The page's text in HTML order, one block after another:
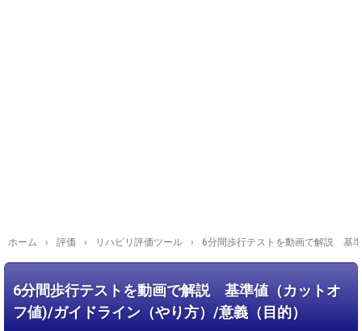
ホーム › 評価 › リハビリ評価ツール › 6分間歩行テストを動画で解説 基
6分間歩行テストを動画で解説 基準値（カットオ
フ値)/ガイドライン（やり方）/意義（目的）